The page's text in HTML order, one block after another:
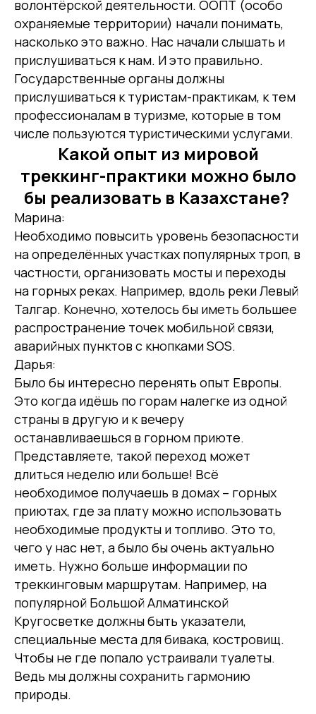
волонтёрской деятельности. ООПТ (особо
охраняемые территории) начали понимать,
насколько это важно. Нас начали слышать и
прислушиваться к нам. И это правильно.
Государственные органы должны
прислушиваться к туристам-практикам, к тем
профессионалам в туризме, которые в том
числе пользуются туристическими услугами.
Какой опыт из мировой
треккинг-практики можно было
бы реализовать в Казахстане?
Марина:
Необходимо повысить уровень безопасности
на определённых участках популярных троп, в
частности, организовать мосты и переходы
на горных реках. Например, вдоль реки Левый
Талгар. Конечно, хотелось бы иметь большее
распространение точек мобильной связи,
аварийных пунктов с кнопками SOS.
Дарья:
Было бы интересно перенять опыт Европы.
Это когда идёшь по горам налегке из одной
страны в другую и к вечеру
останавливаешься в горном приюте.
Представляете, такой переход может
длиться неделю или больше! Всё
необходимое получаешь в домах – горных
приютах, где за плату можно использовать
необходимые продукты и топливо. Это то,
чего у нас нет, а было бы очень актуально
иметь. Нужно больше информации по
треккинговым маршрутам. Например, на
популярной Большой Алматинской
Кругосветке должны быть указатели,
специальные места для бивака, костровищ.
Чтобы не где попало устраивали туалеты.
Ведь мы должны сохранить гармонию
природы.